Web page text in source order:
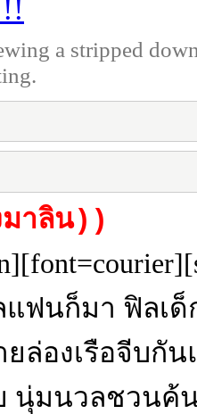
a stripped
าลิน))
ฟนก็มา ฟิลเ
ล่องเรือจีบกัน
นุ่มนวลชวนค้